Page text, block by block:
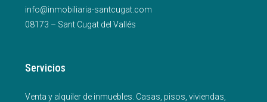
info@inmobiliaria-santcugat.com
08173 – Sant Cugat del Vallés
Servicios
Venta y alquiler de inmuebles. Casas, pisos, viviendas,